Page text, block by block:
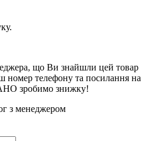
що Ви знайшли цей товар
номер телефону та посилання на
зробимо знижку!
з менеджером